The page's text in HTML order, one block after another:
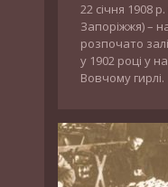
22 січня 1908
Запоріжжя) –
розпочато
у 1902 році у
Вовчому гирлі.